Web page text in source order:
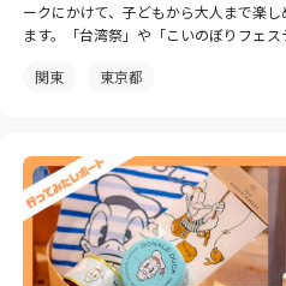
ークにかけて、子どもから大人まで楽
ます。「台湾祭」や「こいのぼりフェス
関東 東京都